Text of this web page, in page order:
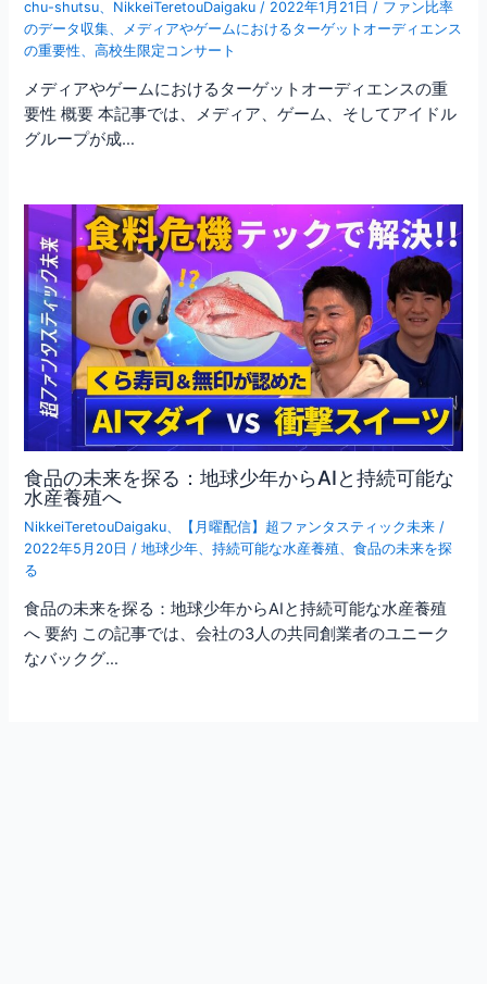
chu-shutsu NikkeiTeretouDaigaku / 2022年1月21日 / ファン比率
のデータ収集
メディアやゲームにおけるターゲットオーディエンス
の重要性 、高校生限定コンサート
メディアやゲームにおけるターゲットオーディエンスの重
要性 概要 本記事では、メディア、ゲーム、そしてアイドル
グループが成…
食品の未来を探る：地球少年からAIと持続可能な
水産養殖へ
NikkeiTeretouDaigaku 【月曜配信】超ファンタスティック未来 /
2022年5月20日 /地球少年 、持続可能な水産養殖 、食品の未来を探
る
食品の未来を探る：地球少年からAIと持続可能な水産養殖
へ 要約 この記事では、会社の3人の共同創業者のユニーク
なバックグ…